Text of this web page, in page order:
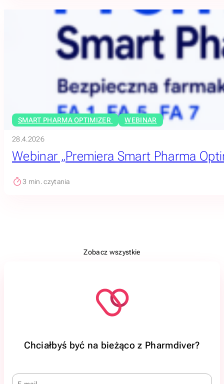
SMART PHARMA OPTIMIZER WEBINAR
28.4.2026
Webinar „Premiera Smart Pharma
3 min. czytania
Zobacz wszystkie
Chciałbyś być na bieżąco z Pharmdiver?